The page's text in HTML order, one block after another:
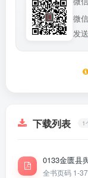
微
发送
下载列表 1
0133金匮县
全书页码 1-